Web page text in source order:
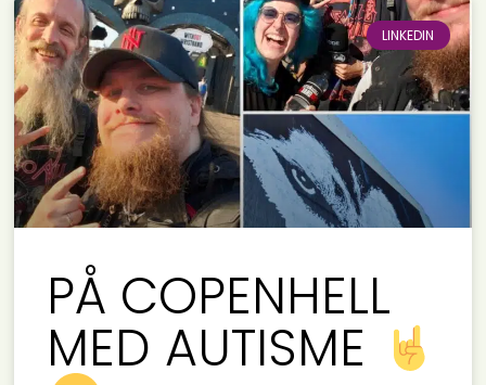
LINKEDIN
PÅ COPENHELL
MED AUTISME